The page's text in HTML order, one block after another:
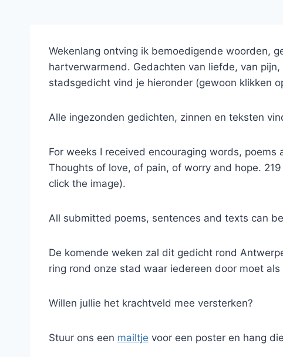
Wekenlang ontving ik bemoedigende woorden,
hartverwarmend. Gedachten van liefde, van
stadsgedicht vind je hieronder (gewoon klikken
Alle ingezonden gedichten, zinnen en teksten
For weeks I received encouraging words,
Thoughts of love, of pain, of worry and hope.
click the image).
All submitted poems, sentences and texts can
De komende weken zal dit gedicht rond
ring rond onze stad waar iedereen door moet
Willen jullie het krachtveld mee versterken?
Stuur ons een mailtje voor een poster en hang